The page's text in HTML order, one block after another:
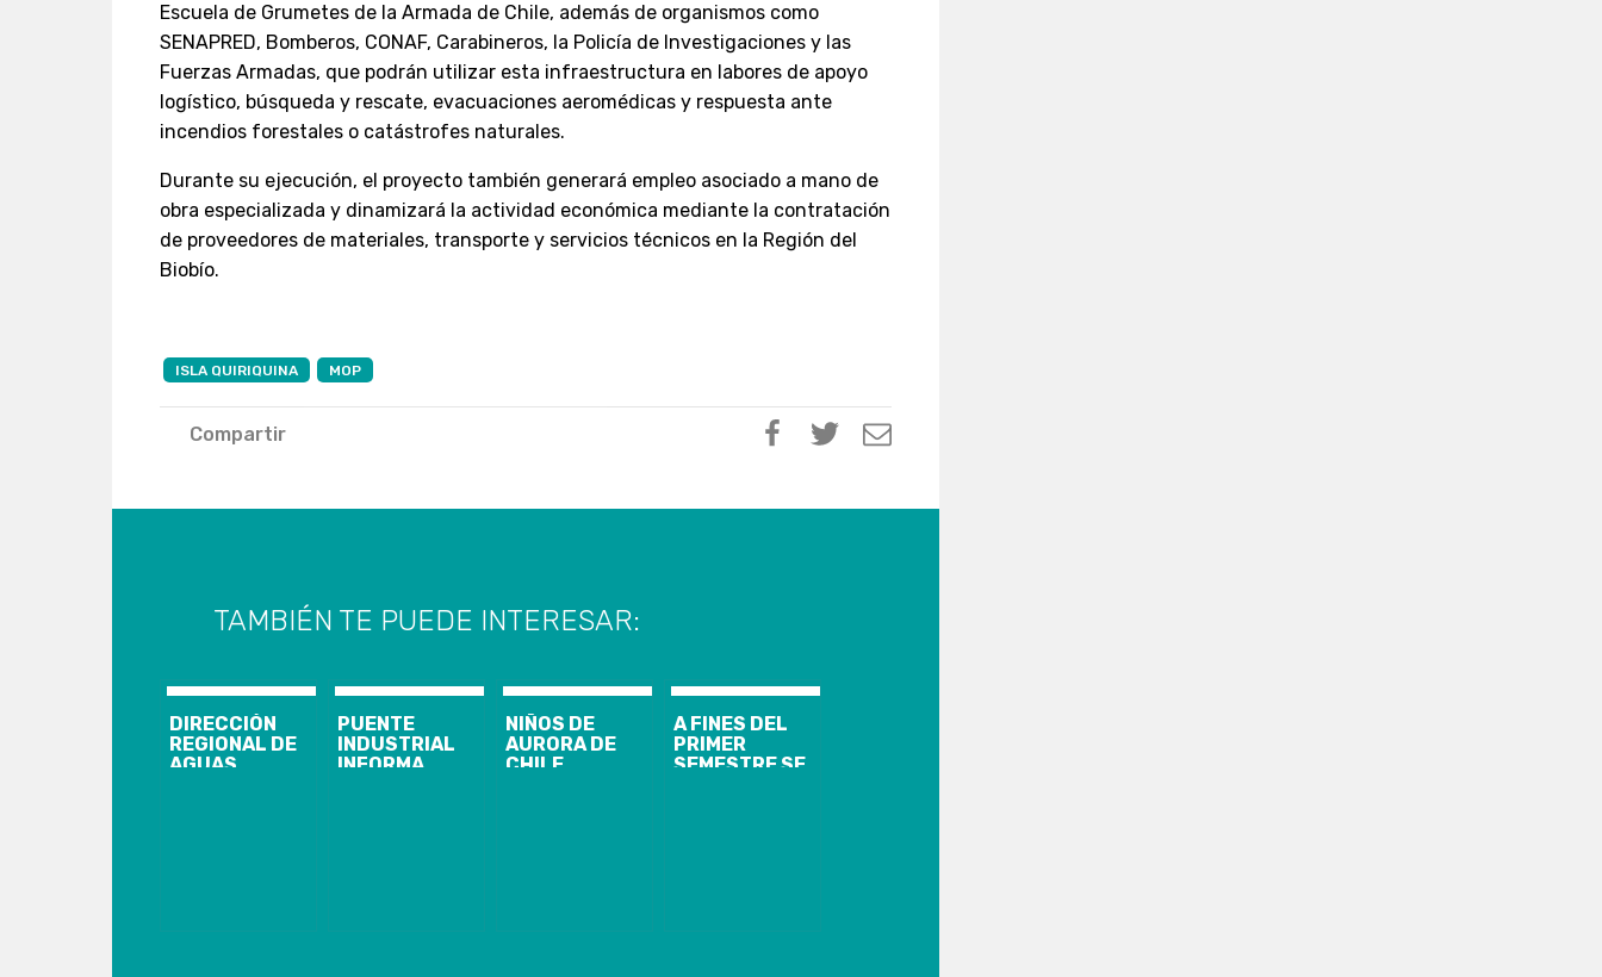
Escuela de Grumetes de la Armada de Chile, además de organismos como
SENAPRED, Bomberos, CONAF, Carabineros, la Policía de Investigaciones y las
Fuerzas Armadas, que podrán utilizar esta infraestructura en labores de apoyo
logístico, búsqueda y rescate, evacuaciones aeromédicas y respuesta ante
incendios forestales o catástrofes naturales.
Durante su ejecución, el proyecto también generará empleo asociado a mano de
obra especializada y dinamizará la actividad económica mediante la contratación
de proveedores de materiales, transporte y servicios técnicos en la Región del
Biobío.
ISLA QUIRIQUINA MOP
Compartir
TAMBIÉN TE PUEDE INTERESAR:
DIRECCIÓN
REGIONAL DE
AGUAS
PUENTE
INDUSTRIAL
INFORMA
NIÑOS DE
AURORA DE
CHILE
A FINES DEL
PRIMER
SEMESTRE SE